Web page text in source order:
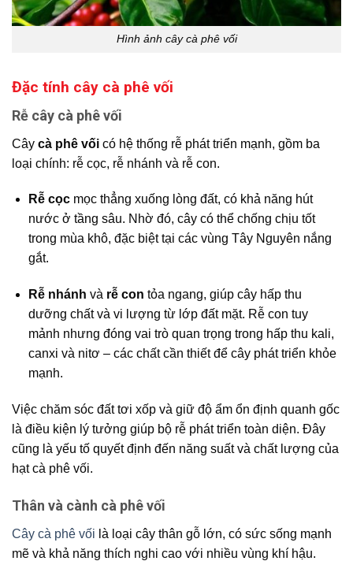
Hình ảnh cây cà phê vối
Đặc tính cây cà phê vối
Rễ cây cà phê vối
Cây cà phê vối có hệ thống rễ phát triển mạnh, gồm ba
loại chính: rễ cọc, rễ nhánh và rễ con.
Rễ cọcmọc thẳng xuống lòng đất, có khả năng hút
nước ở tầng sâu. Nhờ đó, cây có thể chống chịu tốt
trong mùa khô, đặc biệt tại các vùng Tây Nguyên nắng
gắt.
Rễ nhánh và rễ con tỏa ngang, giúp cây hấp thu
dưỡng chất và vi lượng từ lớp đất mặt. Rễ con tuy
mảnh nhưng đóng vai trò quan trọng trong hấp thu kali,
canxi và nitơ – các chất cần thiết để cây phát triển khỏe
mạnh.
Việc chăm sóc đất tơi xốp và giữ độ ẩm ổn định quanh gốc
là điều kiện lý tưởng giúp bộ rễ phát triển toàn diện. Đây
cũng là yếu tố quyết định đến năng suất và chất lượng của
hạt cà phê vối.
Thân và cành cà phê vối
Cây cà phê vối là loại cây thân gỗ lớn, có sức sống mạnh
mẽ và khả năng thích nghi cao với nhiều vùng khí hậu.